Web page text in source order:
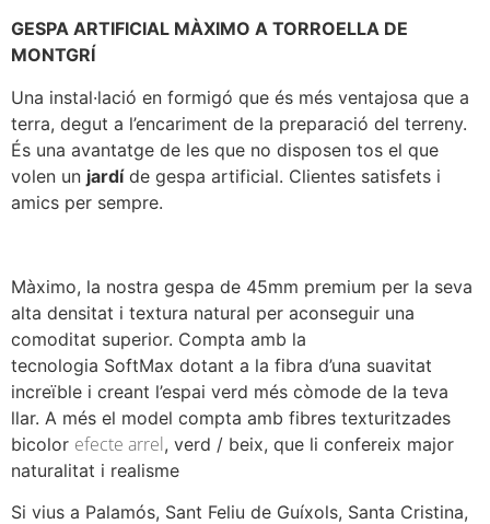
GESPA ARTIFICIAL MÀXIMO A TORROELLA DE
MONTGRÍ
Una instal·lació en formigó que és més ventajosa que a
terra, degut a l’encariment de la preparació del terreny.
És una avantatge de les que no disposen tos el que
volen un jardíde gespa artificial. Clientes satisfets i
amics per sempre.
Màximo, la nostra gespa de 45mm premium per la seva
alta densitat i textura natural per aconseguir una
comoditat superior. Compta amb la
tecnologia SoftMax dotant a la fibra d’una suavitat
increïble i creant l’espai verd més còmode de la teva
llar. A més el model compta amb fibres texturitzades
bicolor efecte arrel, verd / beix, que li confereix major
naturalitat i realisme
Si vius a Palamós, Sant Feliu de Guíxols, Santa Cristina,